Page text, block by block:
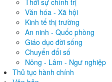
Thời sự chính trị
Văn hóa - Xã hội
Kinh tế thị trường
An ninh - Quốc phòng
Giáo dục đời sống
Chuyển đổi số
Nông - Lâm - Ngư nghiệp
Thủ tục hành chính